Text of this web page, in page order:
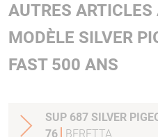
AUTRES
MODÈLE SILVER
FAST 500 ANS
SUP 687 SILVER
76
BERETTA